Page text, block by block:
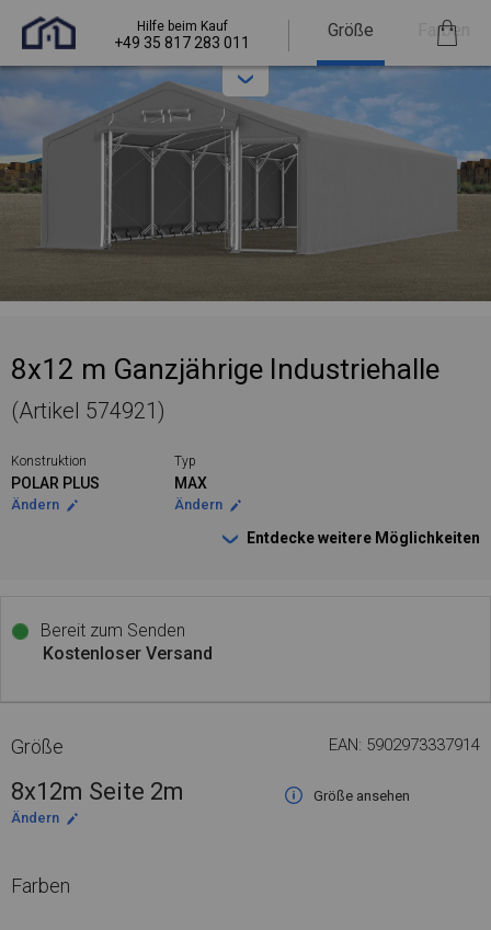
Hilfe beim Kauf
+49 35 817 283 011
Größe Farben
8x12 m Ganzjährige Industriehalle
(Artikel 574921)
Konstruktion
POLAR PLUS
Ändern
Typ
MAX
Ändern
Entdecke weitere Möglichkeiten
Bereit zum Senden
Kostenloser Versand
Größe EAN: 5902973337914
8x12m Seite 2m
Größe ansehen
Ändern
Farben